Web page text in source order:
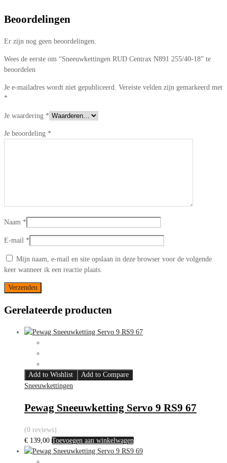
Beoordelingen
Er zijn nog geen beoordelingen.
Wees de eerste om “Sneeuwkettingen RUD Centrax N891 255/40-18” te
beoordelen
Je e-mailadres wordt niet gepubliceerd. Vereiste velden zijn gemarkeerd met
*
Je waardering *
Je beoordeling *
Naam *
E-mail *
Mijn naam, e-mail en site opslaan in deze browser voor de volgende
keer wanneer ik een reactie plaats.
Gerelateerde producten
Add to Wishlist
Add to Compare
Sneeuwkettingen
Pewag Sneeuwketting Servo 9 RS9 67
(0 reviews)
€ 139,00 Toevoegen aan winkelwagen